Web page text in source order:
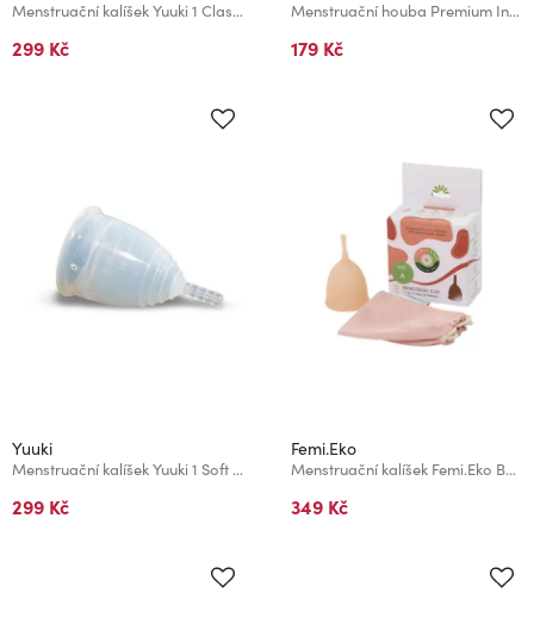
Menstruační kalíšek Yuuki 1 Classic Economic
299 Kč
Menstruační houba Premium Intim M - střední
179 Kč
Yuuki
Menstruační kalíšek Yuuki 1 Soft Economic
299 Kč
Femi.Eko
Menstruační kalíšek Femi.Eko Beige vel. S
349 Kč